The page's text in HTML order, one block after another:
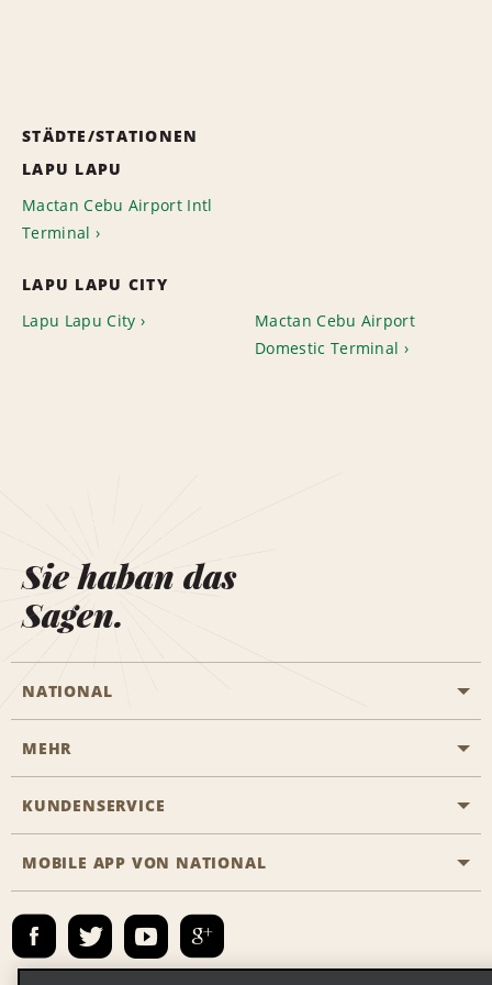
STÄDTE/STATIONEN
LAPU LAPU
Mactan Cebu Airport Intl
Terminal
LAPU LAPU CITY
Lapu Lapu City
Mactan Cebu Airport
Domestic Terminal
Sie haban das
Sagen.
NATIONAL
Eine Reservierung vornehmen
Das Business Rental Programm
Emerald Club Anmelden
MEHR
Karriere
KUNDENSERVICE
Barrierefreiheit
Kontakt
E-Mail anmelden
MOBILE APP VON NATIONAL